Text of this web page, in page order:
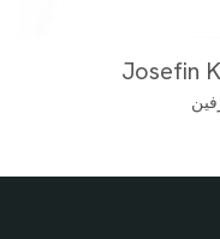
Josefin